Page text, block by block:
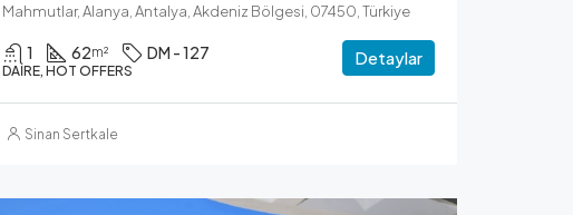
Mahmutlar, Alanya, Antalya, Akdeniz Bölgesi, 07450, Türkiye
1 62m² DM - 127
DAIRE, HOT OFFERS
Detaylar
Sinan Sertkale